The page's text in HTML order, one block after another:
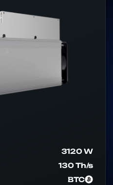
3120 W
130 Th/s
BTC